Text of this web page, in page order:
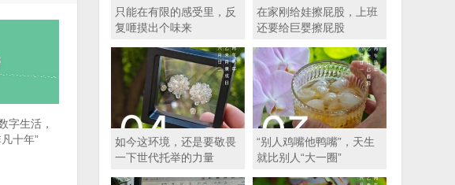
字生活，
十年”
只能在有限的感受里，反
复咂摸出个味来
在家刚给娃擦屁股，上班
还要给巨婴擦屁股
如今这环境，还是要敬畏
一下世代托举的力量
“别人鸡嘴他鸭嘴”，天生
就比别人“大一圈”